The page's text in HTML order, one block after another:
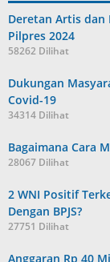
Deretan Artis dan
Pilpres 2024
58262 Dilihat
Dukungan
Covid-19
34314 Dilihat
Bagaimana Cara
28067 Dilihat
2 WNI Positif
Dengan BPJS?
27751 Dilihat
Anggaran Rp 40